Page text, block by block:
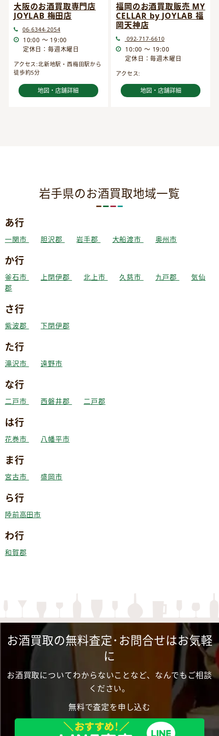
大阪のお酒買取専門店
JOYLAB 梅田店
06-6344-2054
10:00 ～ 19:00
定休日：毎週木曜日
アクセス:北新地駅・西梅田駅から
徒歩約5分
地図・店舗詳細
福岡のお酒買取販売 MY
CELLAR by JOYLAB 福
岡天神店
092-717-6610
10:00 ～ 19:00
定休日：毎週木曜日
アクセス:
地図・店舗詳細
岩手県のお酒買取地域一覧
あ行
一関市 胆沢郡 岩手郡 大船渡市 奥州市
か行
釜石市 上閉伊郡 北上市 久慈市 九戸郡
気仙
郡
さ行
紫波郡 下閉伊郡
た行
滝沢市 遠野市
な行
二戸市 西磐井郡 二戸郡
は行
花巻市 八幡平市
ま行
宮古市 盛岡市
ら行
陸前高田市
わ行
和賀郡
お酒買取の無料査定･お問合せはお気軽
に
お酒買取についてわからないことなど、なんでもご相談
ください。
無料で査定を申し込む